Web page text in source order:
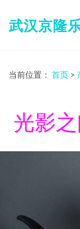
武汉京隆
当前位置： 首页 >
光影